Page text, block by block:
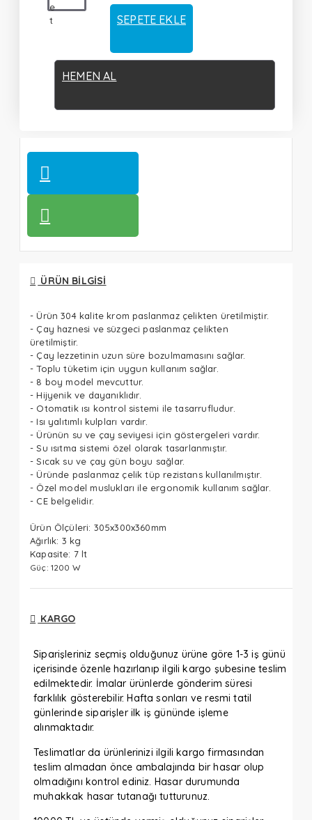
e
t
SEPETE EKLE
HEMEN AL
ÜRÜN BILGISI
- Ürün 304 kalite krom paslanmaz çelikten üretilmiştir.
- Çay haznesi ve süzgeci paslanmaz çelikten
üretilmiştir.
- Çay lezzetinin uzun süre bozulmamasını sağlar.
- Toplu tüketim için uygun kullanım sağlar.
- 8 boy model mevcuttur.
- Hijyenik ve dayanıklıdır.
- Otomatik ısı kontrol sistemi ile tasarrufludur.
- Isı yalıtımlı kulpları vardır.
- Ürünün su ve çay seviyesi için göstergeleri vardır.
- Su ısıtma sistemi özel olarak tasarlanmıştır.
- Sıcak su ve çay gün boyu sağlar.
- Üründe paslanmaz çelik tüp rezistans kullanılmıştır.
- Özel model muslukları ile ergonomik kullanım sağlar.
- CE belgelidir.
Ürün Ölçüleri: 305x300x360mm
Ağırlık: 3 kg
Kapasite: 7 lt
Güç: 1200 W
KARGO
Siparişleriniz seçmiş olduğunuz ürüne göre 1-3 iş günü
içerisinde özenle hazırlanıp ilgili kargo şubesine teslim
edilmektedir. İmalar ürünlerde gönderim süresi
farklılık gösterebilir. Hafta sonları ve resmi tatil
günlerinde siparişler ilk iş gününde işleme
alınmaktadır.
Teslimatlar da ürünlerinizi ilgili kargo firmasından
teslim almadan önce ambalajında bir hasar olup
olmadığını kontrol ediniz. Hasar durumunda
muhakkak hasar tutanağı tutturunuz.